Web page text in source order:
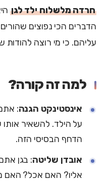
חרדה מלשלוח ילד לגן
הדברים הכי נפוצים
עליהם. כי מי רוצה
למה זה קורה?
אינסטינקט הגנה:
על הילד. להשאיר
הדחף הבסיסי הזה.
אובדן שליטה: בגן
אליו? האם אכל? האם